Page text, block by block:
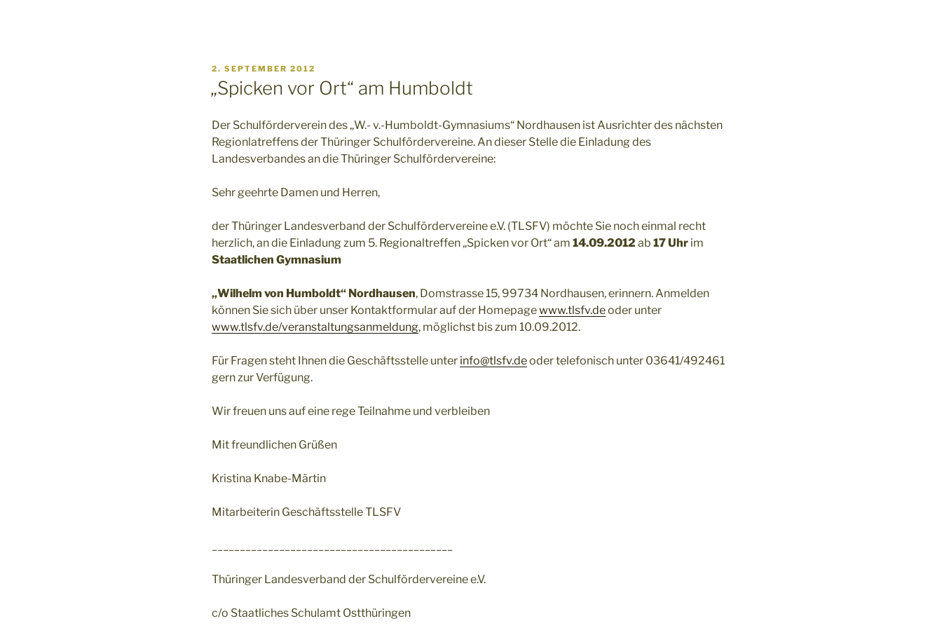
VERÖFFENTLICHT
AM
2. SEPTEMBER 2012
„Spicken vor Ort“ am Humboldt
Der Schulförderverein des „W.- v.-Humboldt-Gymnasiums“ Nordhausen ist Ausrichter des nächsten
Regionlatreffens der Thüringer Schulfördervereine. An dieser Stelle die Einladung des
Landesverbandes an die Thüringer Schulfördervereine:
Sehr geehrte Damen und Herren,
der Thüringer Landesverband der Schulfördervereine e.V. (TLSFV) möchte Sie noch einmal recht
herzlich, an die Einladung zum 5. Regionaltreffen „Spicken vor Ort“ am 14.09.2012 ab 17 Uhr im
Staatlichen Gymnasium
„Wilhelm von Humboldt“ Nordhausen, Domstrasse 15, 99734 Nordhausen, erinnern. Anmelden
können Sie sich über unser Kontaktformular auf der Homepagewww.tlsfv.deoder unter
www.tlsfv.de/veranstaltungsanmeldung, möglichst bis zum 10.09.2012.
Für Fragen steht Ihnen die Geschäftsstelle unter info@tlsfv.deoder telefonisch unter 03641/492461
gern zur Verfügung.
Wir freuen uns auf eine rege Teilnahme und verbleiben
Mit freundlichen Grüßen
Kristina Knabe-Märtin
Mitarbeiterin Geschäftsstelle TLSFV
Thüringer Landesverband der Schulfördervereine e.V.
c/o Staatliches Schulamt Ostthüringen